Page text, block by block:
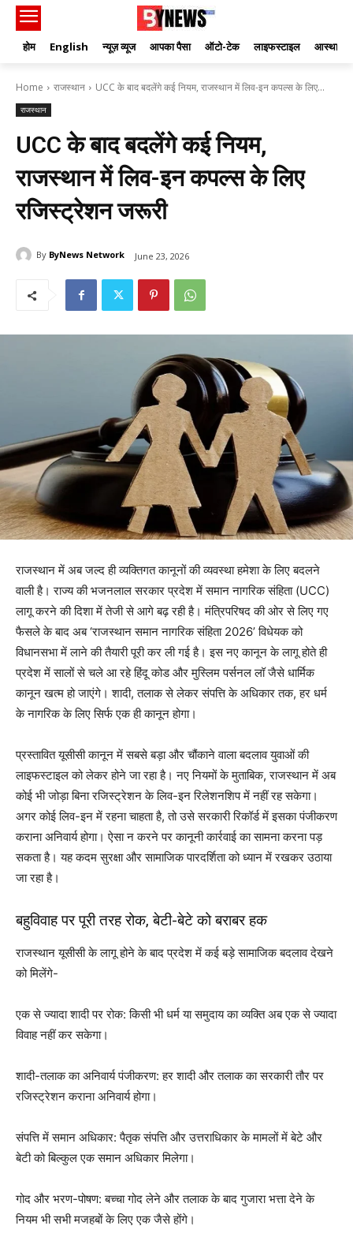
होम English न्यूज़ व्यूज आपका पैसा ऑटो-टेक लाइफस्टाइल आस्था
Home राजस्थान UCC के बाद बदलेंगे कई नियम, राजस्थान में लिव-इन कपल्स के लिए...
राजस्थान
UCC के बाद बदलेंगे कई नियम,
राजस्थान में लिव-इन कपल्स के लिए
रजिस्ट्रेशन जरूरी
By ByNews Network June 23, 2026
राजस्थान में अब जल्द ही व्यक्तिगत कानूनों की व्यवस्था हमेशा के लिए बदलने
वाली है। राज्य की भजनलाल सरकार प्रदेश में समान नागरिक संहिता (UCC)
लागू करने की दिशा में तेजी से आगे बढ़ रही है। मंत्रिपरिषद की ओर से लिए गए
फैसले के बाद अब ‘राजस्थान समान नागरिक संहिता 2026’ विधेयक को
विधानसभा में लाने की तैयारी पूरी कर ली गई है। इस नए कानून के लागू होते ही
प्रदेश में सालों से चले आ रहे हिंदू कोड और मुस्लिम पर्सनल लॉ जैसे धार्मिक
कानून खत्म हो जाएंगे। शादी, तलाक से लेकर संपत्ति के अधिकार तक, हर धर्म
के नागरिक के लिए सिर्फ एक ही कानून होगा।
प्रस्तावित यूसीसी कानून में सबसे बड़ा और चौंकाने वाला बदलाव युवाओं की
लाइफस्टाइल को लेकर होने जा रहा है। नए नियमों के मुताबिक, राजस्थान में अब
कोई भी जोड़ा बिना रजिस्ट्रेशन के लिव-इन रिलेशनशिप में नहीं रह सकेगा।
अगर कोई लिव-इन में रहना चाहता है, तो उसे सरकारी रिकॉर्ड में इसका पंजीकरण
कराना अनिवार्य होगा। ऐसा न करने पर कानूनी कार्रवाई का सामना करना पड़
सकता है। यह कदम सुरक्षा और सामाजिक पारदर्शिता को ध्यान में रखकर उठाया
जा रहा है।
बहुविवाह पर पूरी तरह रोक, बेटी-बेटे को बराबर हक
राजस्थान यूसीसी के लागू होने के बाद प्रदेश में कई बड़े सामाजिक बदलाव देखने
को मिलेंगे-
एक से ज्यादा शादी पर रोक: किसी भी धर्म या समुदाय का व्यक्ति अब एक से ज्यादा
विवाह नहीं कर सकेगा।
शादी-तलाक का अनिवार्य पंजीकरण: हर शादी और तलाक का सरकारी तौर पर
रजिस्ट्रेशन कराना अनिवार्य होगा।
संपत्ति में समान अधिकार: पैतृक संपत्ति और उत्तराधिकार के मामलों में बेटे और
बेटी को बिल्कुल एक समान अधिकार मिलेगा।
गोद और भरण-पोषण: बच्चा गोद लेने और तलाक के बाद गुजारा भत्ता देने के
नियम भी सभी मजहबों के लिए एक जैसे होंगे।